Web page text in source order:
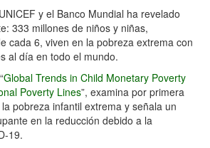
y el Banco Mundial ha revelado
333 millones de niños y niñas,
cada 6, viven en la pobreza extrema con
al día en todo el mundo.
Global Trends in Child Monetary Poverty
Poverty Lines”, examina por primera
pobreza infantil extrema y señala un
en la reducción debido a la
19.